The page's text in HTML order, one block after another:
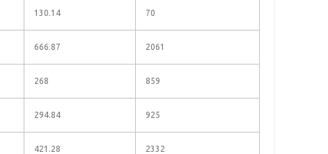
130.14 70
666.87 2061
268 859
294.84 925
421.28 2332